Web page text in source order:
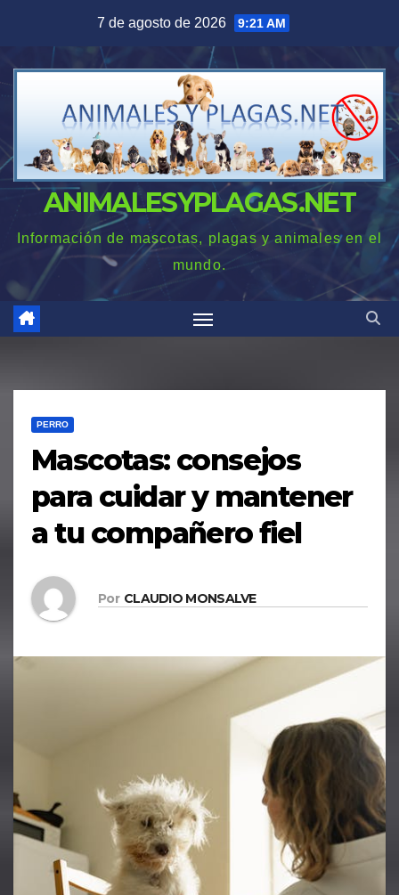
contenido
7 de agosto de 2026 9:21 AM
ANIMALESYPLAGAS.NET
Información de mascotas, plagas y animales en el
mundo.
PERRO
Mascotas: consejos
para cuidar y mantener
a tu compañero fiel
Por CLAUDIO MONSALVE